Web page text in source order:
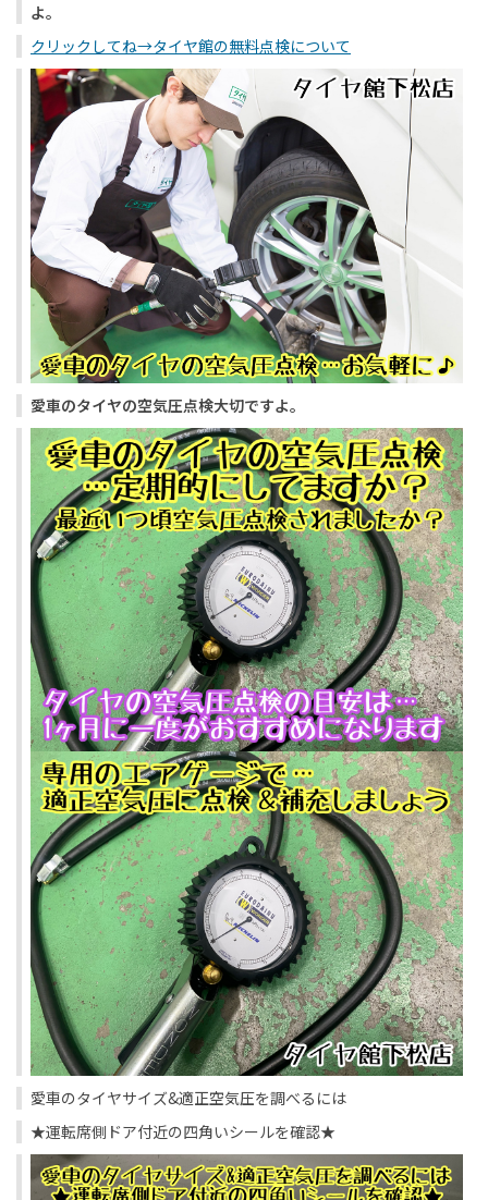
よ。
クリックしてね→タイヤ館の無料点検について
愛車のタイヤの空気圧点検大切ですよ。
愛車のタイヤサイズ&適正空気圧を調べるには
★運転席側ドア付近の四角いシールを確認★